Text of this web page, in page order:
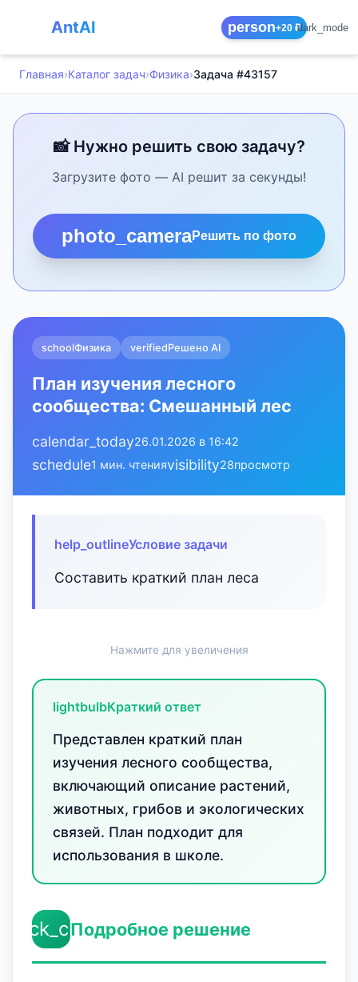
AntAI person+20 ₽dark_mode
Главная›Каталог задач›Физика›Задача #43157
📸 Нужно решить свою задачу?
Загрузите фото — AI решит за секунды!
photo_cameraРешить по фото
schoolФизика verifiedРешено AI
План изучения лесного
сообщества: Смешанный лес
calendar_today26.01.2026 в 16:42
schedule1 мин. чтенияvisibility28просмотр
help_outlineУсловие задачи
Составить краткий план леса
Нажмите для увеличения
lightbulbКраткий ответ
Представлен краткий план
изучения лесного сообщества,
включающий описание растений,
животных, грибов и экологических
связей. План подходит для
использования в школе.
Подробное решение